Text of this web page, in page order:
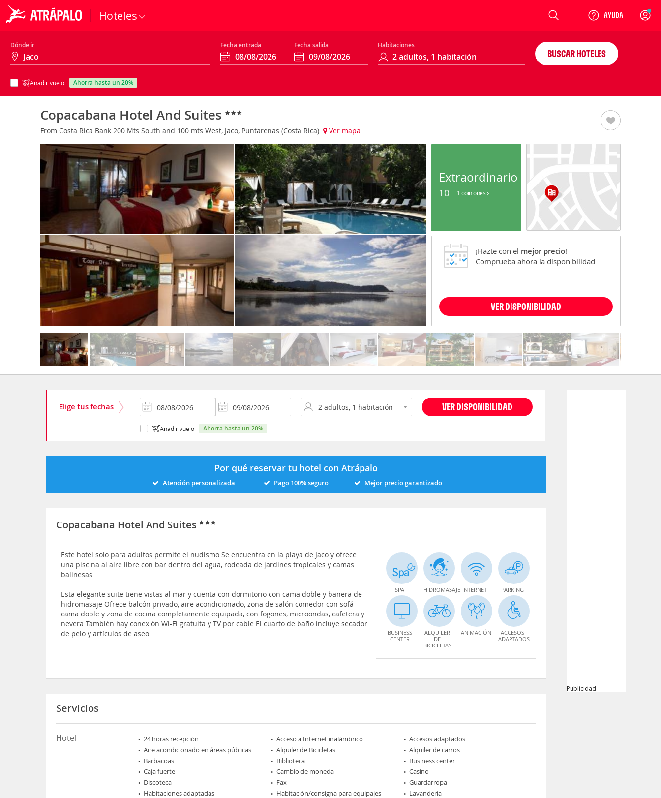
Hoteles Login
Dónde ir Fecha entrada Fecha salida Habitaciones
Añadir vuelo ahorra hasta un 20%
BUSCAR HOTELES
Copacabana Hotel And Suites
From Costa Rica Bank 200 Mts South and 100 mts West, Jaco, Puntarenas (Costa Rica) Ver mapa
Extraordinario
10 1 opiniones
¡Hazte con el mejor precio!
Comprueba ahora la disponibilidad
VER DISPONIBILIDAD
Elige tus fechas VER DISPONIBILIDAD
Añadir vuelo ahorra hasta un 20%
Por qué reservar tu hotel con Atrápalo
Atención personalizada Pago 100% seguro Mejor precio garantizado
Copacabana Hotel And Suites
Este hotel solo para adultos permite el nudismo Se encuentra en la playa de Jaco y ofrece
una piscina al aire libre con bar dentro del agua, rodeada de jardines tropicales y camas
balinesas
Esta elegante suite tiene vistas al mar y cuenta con dormitorio con cama doble y bañera de
hidromasaje Ofrece balcón privado, aire acondicionado, zona de salón comedor con sofá
cama doble y zona de cocina completamente equipada, con fogones, microondas, cafetera y
nevera También hay conexión Wi-Fi gratuita y TV por cable El cuarto de baño incluye secador
de pelo y artículos de aseo
SPA HIDROMASAJE INTERNET PARKING
BUSINESS
CENTER
ALQUILER
DE
BICICLETAS
ANIMACIÓN
ACCESOS
ADAPTADOS
Servicios
Hotel 24 horas recepción Acceso a Internet inalámbrico
Accesos adaptados
Aire acondicionado en áreas públicas
Alquiler de Bicicletas
Alquiler de carros
Barbacoas
Biblioteca
Business center
Caja fuerte
Cambio de moneda
Casino
Discoteca
Fax
Guardarropa
Habitaciones adaptadas
Habitación/consigna para equipajes
Lavandería
Publicidad